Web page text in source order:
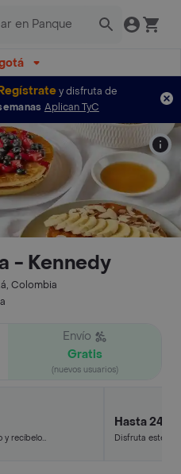
y disfruta de
Aplican TyC
- Kennedy
Colombia
Envío
Gratis
(nuevos usuarios)
y recíbelo
Hasta 24%
Disfruta este